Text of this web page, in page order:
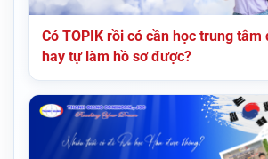
Có TOPIK rồi có cần học trung tâm
hay tự làm hồ sơ được?